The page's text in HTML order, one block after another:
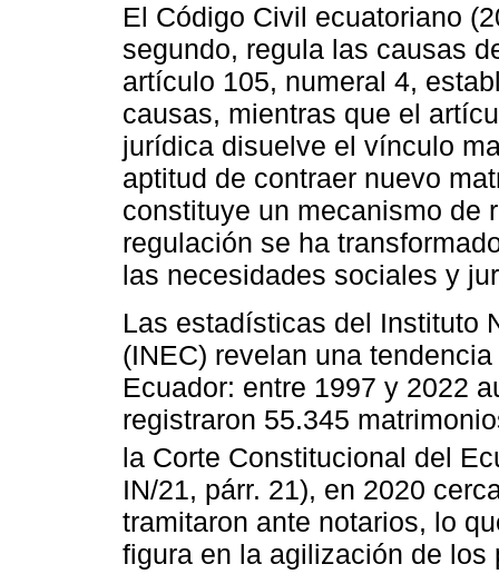
El Código Civil ecuatoriano
segundo, regula las causas
artículo 105, numeral 4,
causas, mientras que el
jurídica disuelve el vínculo
aptitud de contraer nuevo
constituye un mecanismo de
regulación se ha
las necesidades sociales y
Las estadísticas del Instituto
(INEC) revelan una
Ecuador: entre 1997 y 2022
registraron 55.345
la Corte Constitucional del
IN/21, párr. 21), en 2020
tramitaron ante notarios, lo
figura en la agilización de los